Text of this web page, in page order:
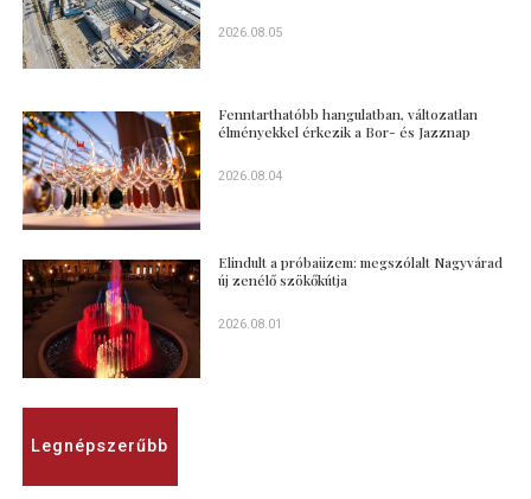
2026.08.05
Fenntarthatóbb hangulatban, változatlan
élményekkel érkezik a Bor- és Jazznap
2026.08.04
Elindult a próbaüzem: megszólalt Nagyvárad
új zenélő szökőkútja
2026.08.01
Legnépszerűbb